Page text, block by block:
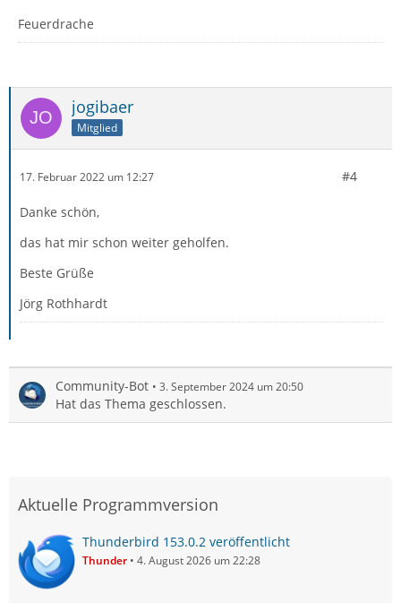
Feuerdrache
jogibaer
Mitglied
17. Februar 2022 um 12:27 #4
Danke schön,
das hat mir schon weiter geholfen.
Beste Grüße
Jörg Rothhardt
Community-Bot 3. September 2024 um 20:50
Hat das Thema geschlossen.
Aktuelle Programmversion
Thunderbird 153.0.2 veröffentlicht
Thunder 4. August 2026 um 22:28